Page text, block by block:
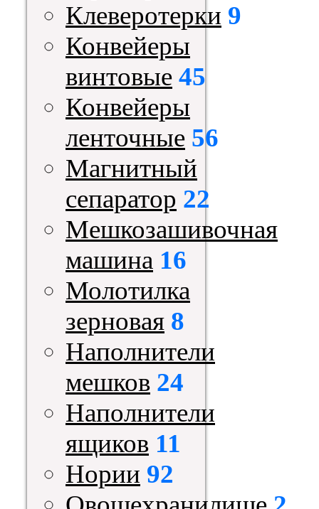
Клеверотерки 9
Конвейеры
винтовые 45
Конвейеры
ленточные 56
Магнитный
сепаратор 22
Мешкозашивочная
машина 16
Молотилка
зерновая 8
Наполнители
мешков 24
Наполнители
ящиков 11
Нории 92